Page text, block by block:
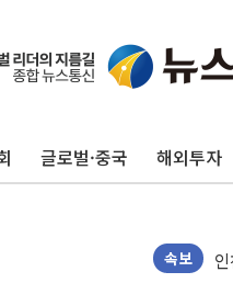
글로벌·중국 해외투자
속보